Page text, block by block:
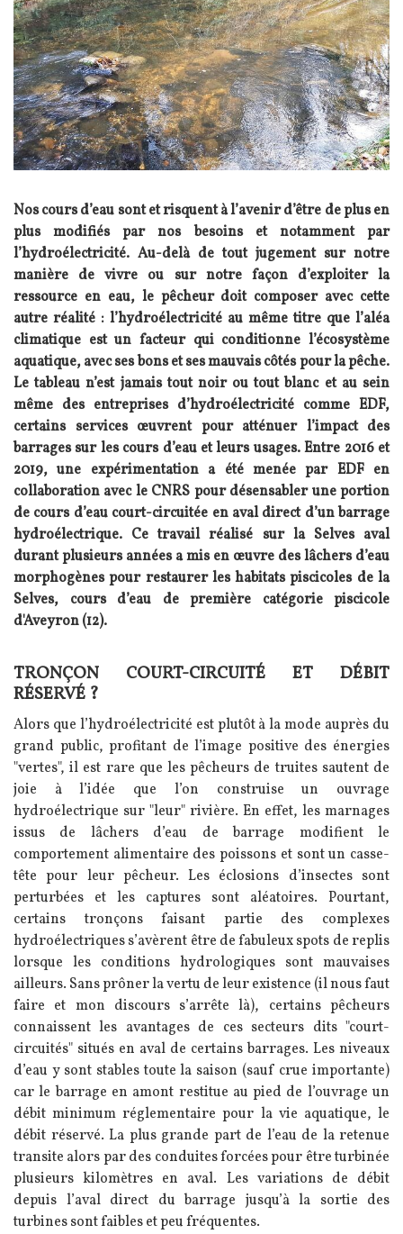
Nos cours d’eau sont et risquent à l’avenir d’être de plus en
plus modifiés par nos besoins et notamment par
l’hydroélectricité. Au-delà de tout jugement sur notre
manière de vivre ou sur notre façon d’exploiter la
ressource en eau, le pêcheur doit composer avec cette
autre réalité : l’hydroélectricité au même titre que l’aléa
climatique est un facteur qui conditionne l’écosystème
aquatique, avec ses bons et ses mauvais côtés pour la pêche.
Le tableau n’est jamais tout noir ou tout blanc et au sein
même des entreprises d’hydroélectricité comme EDF,
certains services œuvrent pour atténuer l’impact des
barrages sur les cours d’eau et leurs usages. Entre 2016 et
2019, une expérimentation a été menée par EDF en
collaboration avec le CNRS pour désensabler une portion
de cours d’eau court-circuitée en aval direct d’un barrage
hydroélectrique. Ce travail réalisé sur la Selves aval
durant plusieurs années a mis en œuvre des lâchers d’eau
morphogènes pour restaurer les habitats piscicoles de la
Selves, cours d’eau de première catégorie piscicole
d'Aveyron (12).
Texte
TRONÇON COURT-CIRCUITÉ ET DÉBIT
RÉSERVÉ ?
Alors que l’hydroélectricité est plutôt à la mode auprès du
grand public, profitant de l’image positive des énergies
"vertes", il est rare que les pêcheurs de truites sautent de
joie à l’idée que l’on construise un ouvrage
hydroélectrique sur "leur" rivière. En effet, les marnages
issus de lâchers d’eau de barrage modifient le
comportement alimentaire des poissons et sont un casse-
tête pour leur pêcheur. Les éclosions d’insectes sont
perturbées et les captures sont aléatoires. Pourtant,
certains tronçons faisant partie des complexes
hydroélectriques s’avèrent être de fabuleux spots de replis
lorsque les conditions hydrologiques sont mauvaises
ailleurs. Sans prôner la vertu de leur existence (il nous faut
faire et mon discours s’arrête là), certains pêcheurs
connaissent les avantages de ces secteurs dits "court-
circuités" situés en aval de certains barrages. Les niveaux
d’eau y sont stables toute la saison (sauf crue importante)
car le barrage en amont restitue au pied de l’ouvrage un
débit minimum réglementaire pour la vie aquatique, le
débit réservé. La plus grande part de l’eau de la retenue
transite alors par des conduites forcées pour être turbinée
plusieurs kilomètres en aval. Les variations de débit
depuis l’aval direct du barrage jusqu’à la sortie des
turbines sont faibles et peu fréquentes.